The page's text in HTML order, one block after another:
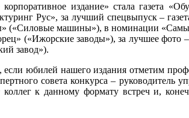
издание» стала газета
Рус», за лучший спецвыпуск –
(«Силовые машины»), в номинации
(«Ижорские заводы»), за лучшее
завод»).
если юбилей нашего издания отметим
совета конкурса –
к данному формату встреч и,